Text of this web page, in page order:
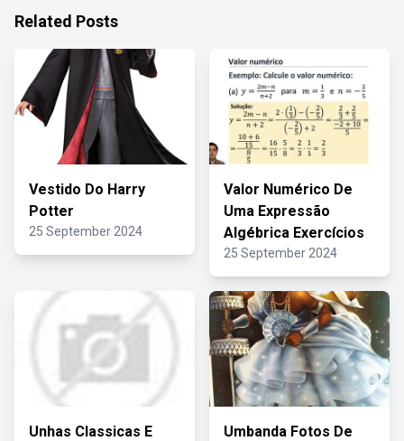
Related Posts
Vestido Do Harry
Potter
25 September 2024
Valor Numérico De
Uma Expressão
Algébrica Exercícios
25 September 2024
Unhas Classicas E Umbanda Fotos De